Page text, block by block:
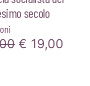
secolo
Il
€ 19,00